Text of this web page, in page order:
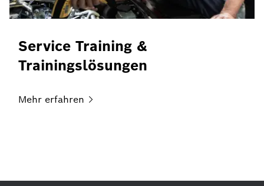
Service Training &
Trainingslösungen
Mehr erfahren